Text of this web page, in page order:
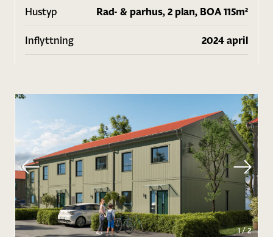
Hustyp Rad- & parhus, 2 plan, BOA 115m²
Inflyttning 2024 april
1/2